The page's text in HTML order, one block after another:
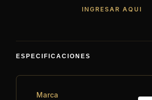
INGRESAR AQUI
ESPECIFICACIONES
Marca